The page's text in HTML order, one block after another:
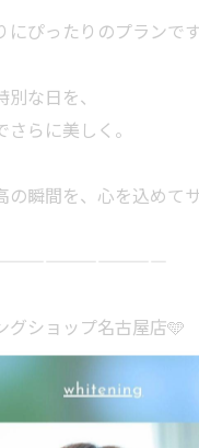
にぴったりのプランです
な日を、
らに美しく。
の瞬間を、心を込めて
グショップ名古屋店🩵
2108